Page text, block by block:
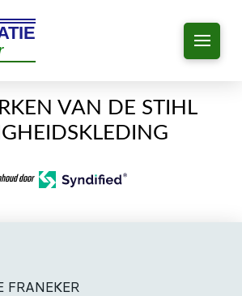
VAN DE STIHL
door
FRANEKER